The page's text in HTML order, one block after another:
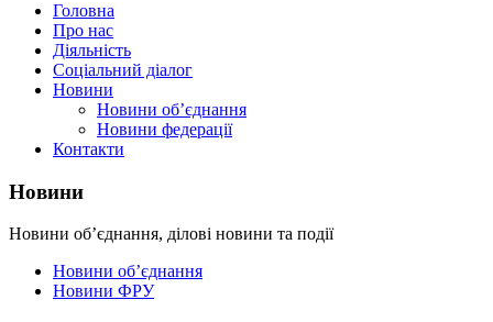
Головна
Про нас
Діяльність
Соціальний діалог
Новини
Новини об’єднання
Новини федерації
Контакти
Новини
Новини об’єднання, ділові новини та події
Новини об’єднання
Новини ФРУ